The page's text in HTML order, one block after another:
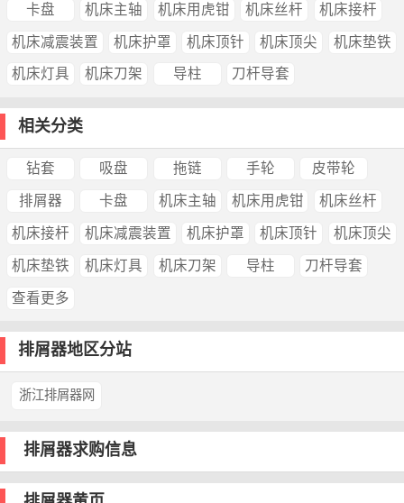
卡盘 机床主轴 机床用虎钳 机床丝杆 机床接杆
机床减震装置 机床护罩 机床顶针 机床顶尖 机床垫铁
机床灯具 机床刀架 导柱 刀杆导套
相关分类
钻套 吸盘 拖链 手轮 皮带轮
排屑器 卡盘 机床主轴 机床用虎钳 机床丝杆
机床接杆 机床减震装置 机床护罩 机床顶针 机床顶尖
机床垫铁 机床灯具 机床刀架 导柱 刀杆导套
查看更多
排屑器地区分站
浙江排屑器网
排屑器求购信息